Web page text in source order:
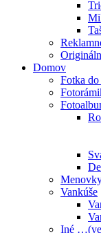
Domov
Fotka do
Vankúše
Iné